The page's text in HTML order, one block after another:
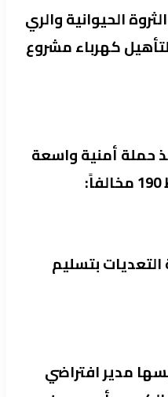
الحيوانية والري
كهرباء مشروع
حملة أمنية واسعة
التعديات بتسليم
​مدير افتراضي